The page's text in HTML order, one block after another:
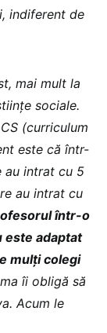
indiferent de
mai mult la
sociale.
(curriculum
este că într-
au intrat cu 5
au intrat cu
într-o
este adaptat
mulți colegi
îi obligă să
Acum le